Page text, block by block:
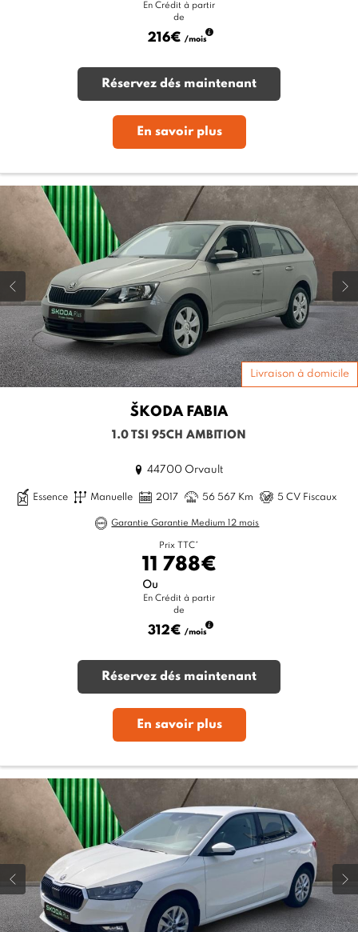
En Crédit à partir
de
216€ /mois
Réservez dés maintenant
En savoir plus
Livraison à domicile
ŠKODA FABIA
1.0 TSI 95CH AMBITION
44700 Orvault
Essence Manuelle 2017 56 567 Km 5 CV Fiscaux
Garantie Garantie Medium 12 mois
Prix TTC*
11 788€
Ou
En Crédit à partir
de
312€ /mois
Réservez dés maintenant
En savoir plus